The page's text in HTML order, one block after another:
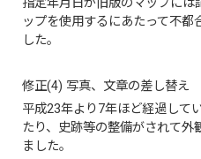
ップを使用するにあたって不都
した。
修正(4) 写真、文章の差し替え
平成23年より7年ほど経過して
たり、史跡等の整備がされて外
ました。